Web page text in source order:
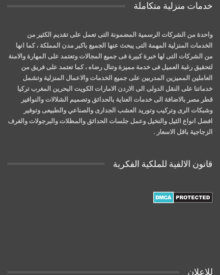
خدمات منزلية متكاملة
واحدة من الشركات الرسمية المضمونة التى تعمل على تقديم الكثير من
الخدمات المنزلية المهمة التى يبحث عنها الجميع باكبر مدن المملكة ، كما انها
من الشركات التى لها خبرة كبيرة فى جميع المجالات وتعتمد على المهارة والامنة
لتحقيق رغبة العميل فى خدمة مميزة وتنال رضاه ، كما تعتمد على فريق من
العاملين المميزين المدربين على جميع الخدمات والاعمال المنزلية وتشمل
خدماتنا على النقل الدولى الى الاردن الامارات الكويت البحرين المغرب تركيا
قطر مصر بالاضافة الى خدمات العناية بالحدائق وتصميم الشلالات والنوافير
وشبكات الرى وتركيب وتوريد العشب الجدارى والصناعي والطبيعى وتوفير
افضل انواع الثيل والنخيل وعمل جلسات الحدائق والمظلات والبرجولات والغرف
الزجاجية باقل الاسعار .
قانون الالفية للملكية الفكرية
للاعلان